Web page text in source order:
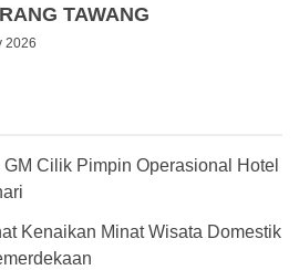
TAWANG
2026
Cilik Pimpin Operasional Hotel
Kenaikan Minat Wisata Domestik